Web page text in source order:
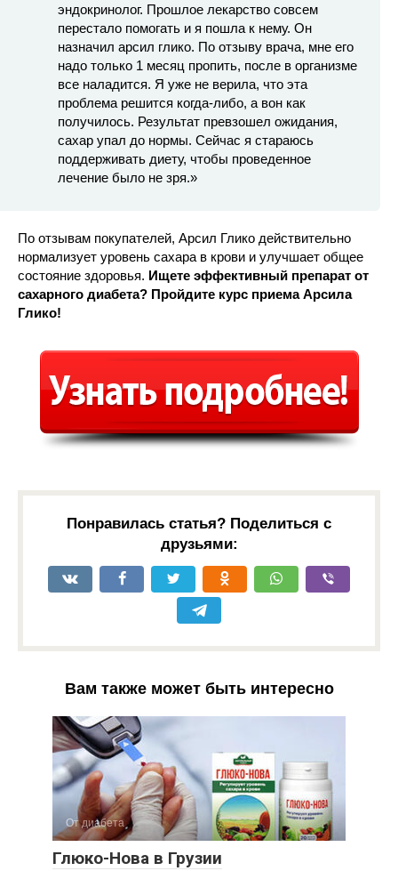
эндокринолог. Прошлое лекарство совсем
перестало помогать и я пошла к нему. Он
назначил арсил глико. По отзыву врача, мне его
надо только 1 месяц пропить, после в организме
все наладится. Я уже не верила, что эта
проблема решится когда-либо, а вон как
получилось. Результат превзошел ожидания,
сахар упал до нормы. Сейчас я стараюсь
поддерживать диету, чтобы проведенное
лечение было не зря.»
По отзывам покупателей, Арсил Глико действительно
нормализует уровень сахара в крови и улучшает общее
состояние здоровья. Ищете эффективный препарат от
сахарного диабета? Пройдите курс приема Арсила
Глико!
Понравилась статья? Поделиться с
друзьями:
Вам также может быть интересно
От диабета
Глюко-Нова в Грузии